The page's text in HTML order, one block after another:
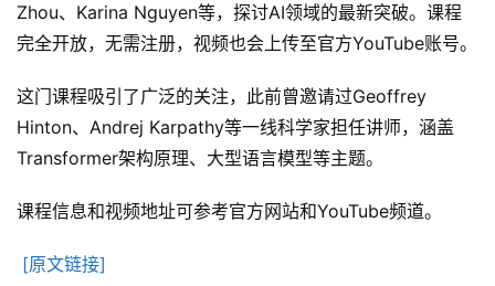
宝
库
实
用
具
Zhou、Karina Nguyen等，探讨AI领域的最新突破。课程
完全开放，无需注册，视频也会上传至官方YouTube账号。
这门课程吸引了广泛的关注，此前曾邀请过Geoffrey
Hinton、Andrej Karpathy等一线科学家担任讲师，涵盖
Transformer架构原理、大型语言模型等主题。
课程信息和视频地址可参考官方网站和YouTube频道。
[原文链接]